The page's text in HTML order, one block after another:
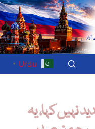
Urdu
▼
نہیں کہا، یہ